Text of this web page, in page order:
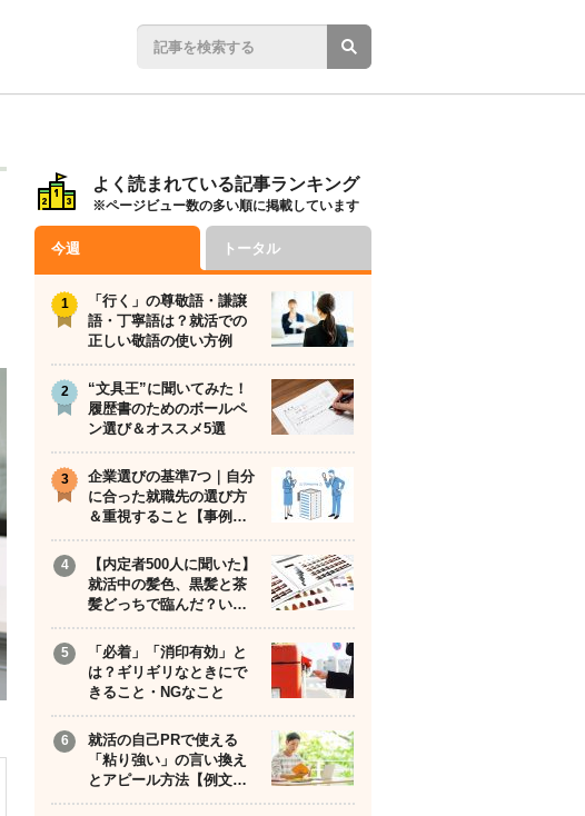
よく読まれている記事ランキング
※ページビュー数の多い順に掲載しています
今週 トータル
「行く」の尊敬語・謙譲
語・丁寧語は？就活での
正しい敬語の使い方例
“文具王”に聞いてみた！
履歴書のためのボールペ
ン選び＆オススメ5選
企業選びの基準7つ｜自分
に合った就職先の選び方
＆重視すること【事例…
【内定者500人に聞いた】
就活中の髪色、黒髪と茶
髪どっちで臨んだ？い…
「必着」「消印有効」と
は？ギリギリなときにで
きること・NGなこと
就活の自己PRで使える
「粘り強い」の言い換え
とアピール方法【例文…